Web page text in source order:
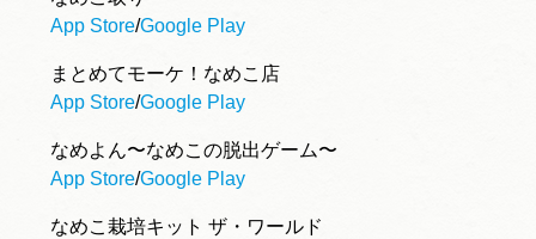
App Store/Google Play
まとめてモーケ！なめこ店
App Store/Google Play
なめよん〜なめこの脱出ゲーム〜
App Store/Google Play
なめこ栽培キット ザ・ワールド